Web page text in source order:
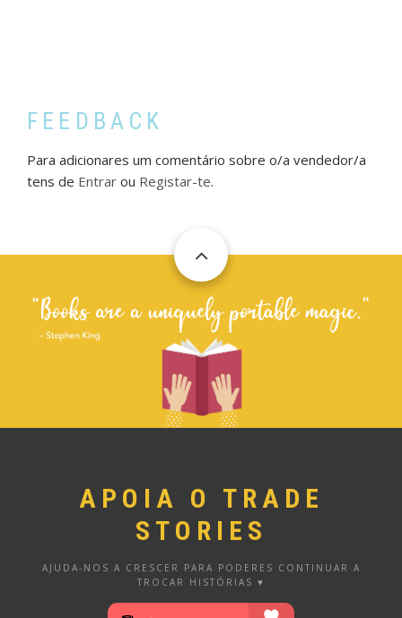
FEEDBACK
Para adicionares um comentário sobre o/a vendedor/a
tens de Entrar ou Registar-te.
APOIA O TRADE
STORIES
AJUDA-NOS A CRESCER PARA PODERES CONTINUAR A
TROCAR HISTÓRIAS ♥